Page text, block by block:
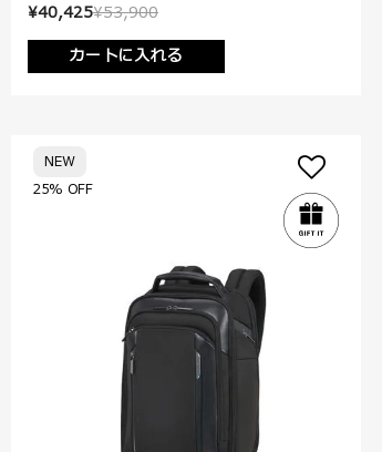
¥53,900
¥40,425
カートに入れる
25% OFF
NEW